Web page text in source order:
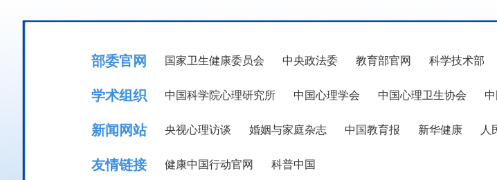
部委官网 国家卫生健康委员会 中央政法委 教育部官网 科学技术部
学术组织 中国科学院心理研究所 中国心理学会 中国心理卫生协会
新闻网站 央视心理访谈 婚姻与家庭杂志 中国教育报 新华健康 人
友情链接 健康中国行动官网 科普中国